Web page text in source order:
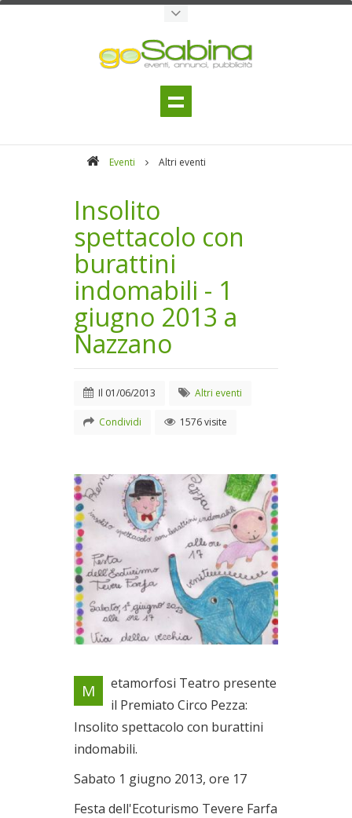
Eventi Altri eventi
Insolito
spettacolo con
burattini
indomabili - 1
giugno 2013 a
Nazzano
Il 01/06/2013 Altri eventi
Condividi 1576 visite
Locandina evento
Il 01/06/2013
M
etamorfosi Teatro presente
il Premiato Circo Pezza:
Insolito spettacolo con burattini
indomabili.
Sabato 1 giugno 2013, ore 17
Festa dell'Ecoturismo Tevere Farfa